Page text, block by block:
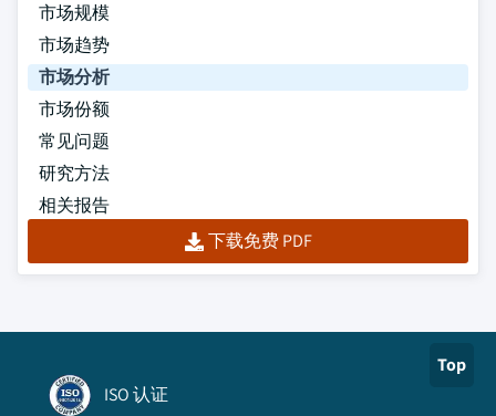
市场规模
市场趋势
市场分析
市场份额
常见问题
研究方法
相关报告
下载免费 PDF
Top
ISO 认证